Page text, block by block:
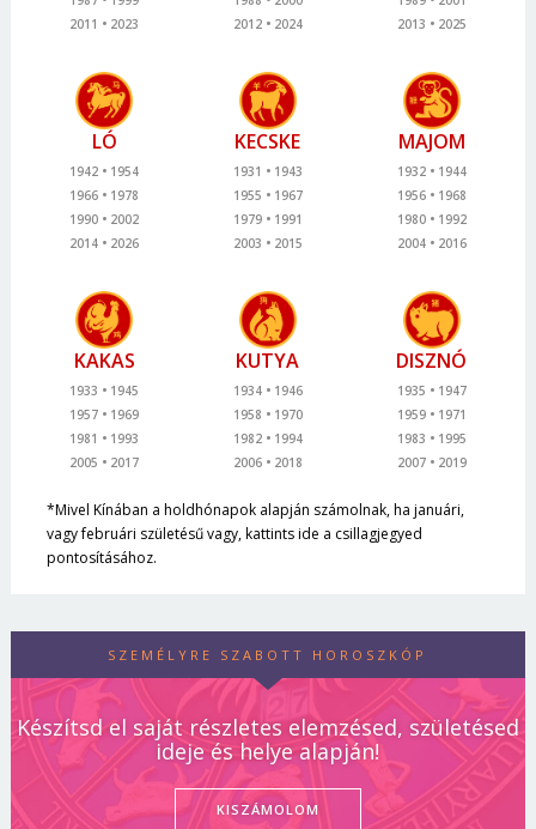
2011
2023
2012
2024
2013
2025
LÓ
1942
1954
1966
1978
1990
2002
2014
2026
KECSKE
1931
1943
1955
1967
1979
1991
2003
2015
MAJOM
1932
1944
1956
1968
1980
1992
2004
2016
KAKAS
1933
1945
1957
1969
1981
1993
2005
2017
KUTYA
1934
1946
1958
1970
1982
1994
2006
2018
DISZNÓ
1935
1947
1959
1971
1983
1995
2007
2019
*Mivel Kínában a holdhónapok alapján számolnak, ha januári,
vagy februári születésű vagy, kattints ide a csillagjegyed
pontosításához.
SZEMÉLYRE SZABOTT HOROSZKÓP
Készítsd el saját részletes elemzésed, születésed
ideje és helye alapján!
KISZÁMOLOM